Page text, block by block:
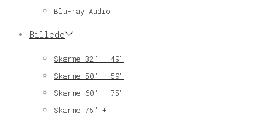
Blu-ray Audio
Billede
Skærme 32″ – 49″
Skærme 50″ – 59″
Skærme 60″ – 75″
Skærme 75″ +